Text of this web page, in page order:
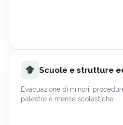
Scuole e strutture
Evacuazione di minori,
palestre e mense scolastiche.